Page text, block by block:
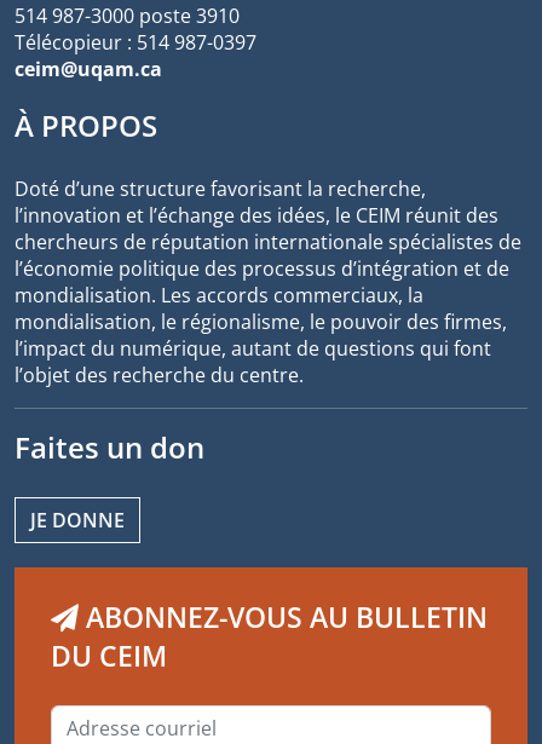
514 987-3000 poste 3910
Télécopieur : 514 987-0397
ceim@uqam.ca
À PROPOS
Doté d’une structure favorisant la recherche,
l’innovation et l’échange des idées, le CEIM réunit des
chercheurs de réputation internationale spécialistes de
l’économie politique des processus d’intégration et de
mondialisation. Les accords commerciaux, la
mondialisation, le régionalisme, le pouvoir des firmes,
l’impact du numérique, autant de questions qui font
l’objet des recherche du centre.
Faites un don
JE DONNE
ABONNEZ-VOUS AU BULLETIN
DU CEIM